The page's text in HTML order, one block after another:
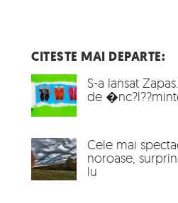
CITESTE MAI DEPARTE:
S-a lansat
de
Cele mai
noroase,
lu